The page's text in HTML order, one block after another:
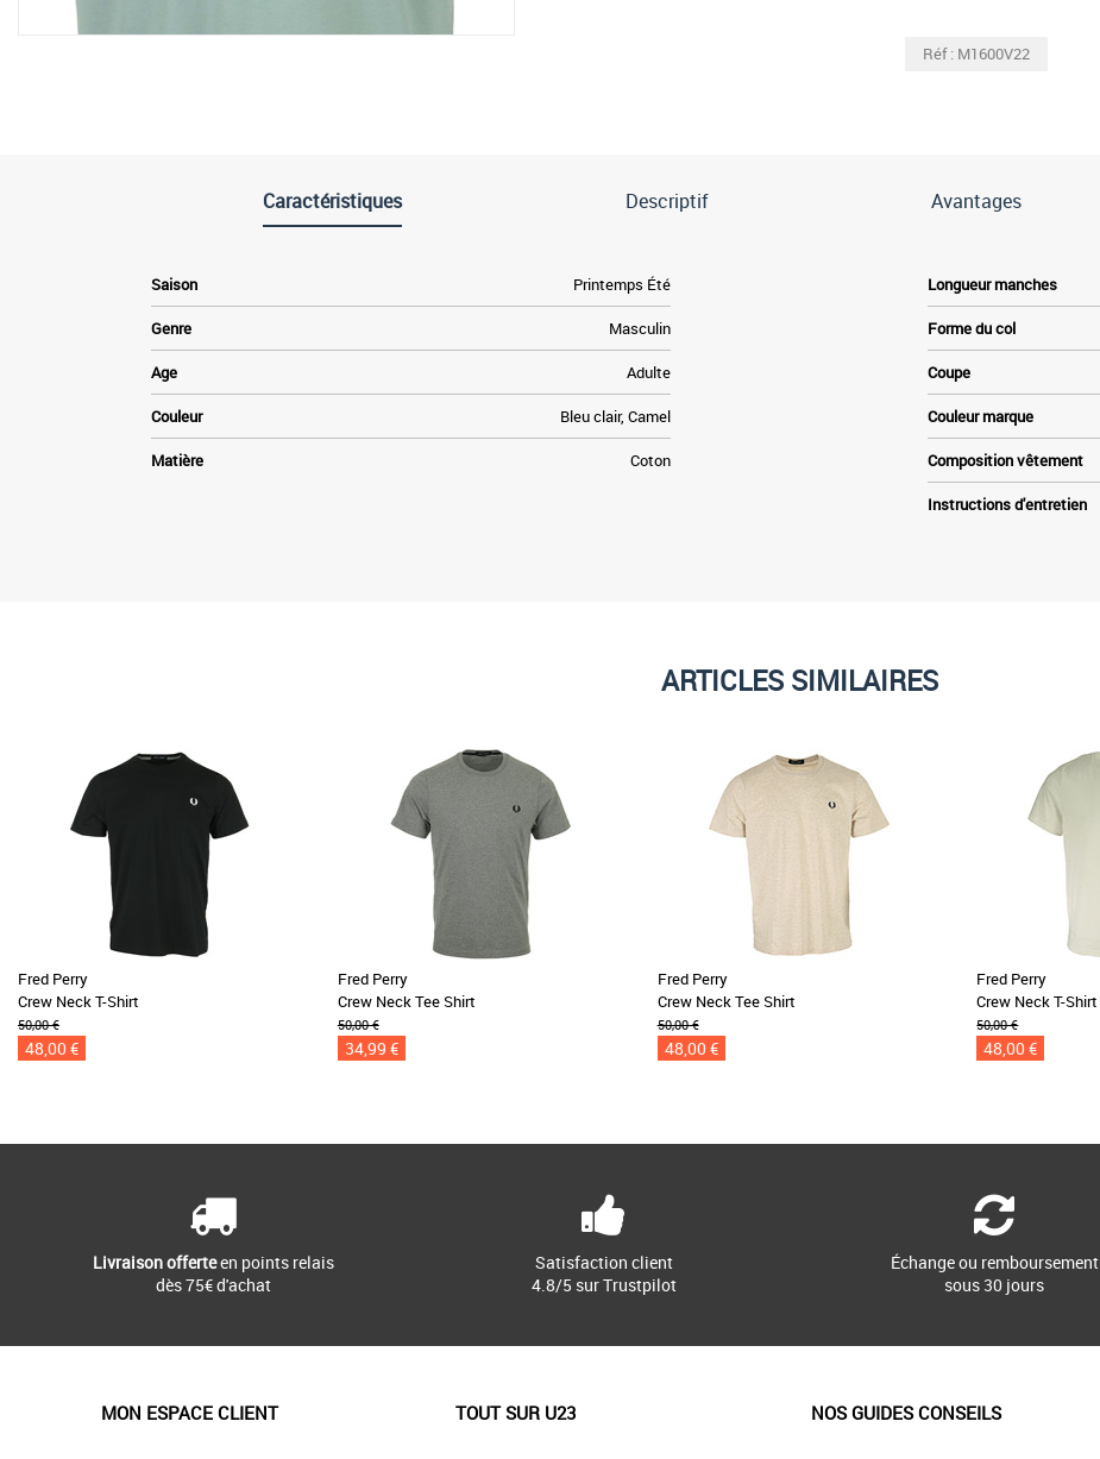
Réf : M1600V22
Caractéristiques Descriptif Avantages
Saison Printemps Été
Genre Masculin
Age Adulte
Couleur Bleu clair, Camel
Matière Coton
Longueur manches
Forme du col
Coupe
Couleur marque
Composition vêtement
Instructions d'entretien
ARTICLES SIMILAIRES
Fred Perry
Crew Neck T-Shirt
50,00 €
48,00 €
Fred Perry
Crew Neck Tee Shirt
50,00 €
34,99 €
Fred Perry
Crew Neck Tee Shirt
50,00 €
48,00 €
Fred Perry
Crew Neck T-Shirt
50,00 €
48,00 €
Livraison offerteen points relais
dès 75€ d'achat
Satisfaction client
4.8/5 sur Trustpilot
Échange ou remboursement
sous 30 jours
MON ESPACE CLIENT TOUT SUR U23 NOS GUIDES CONSEILS